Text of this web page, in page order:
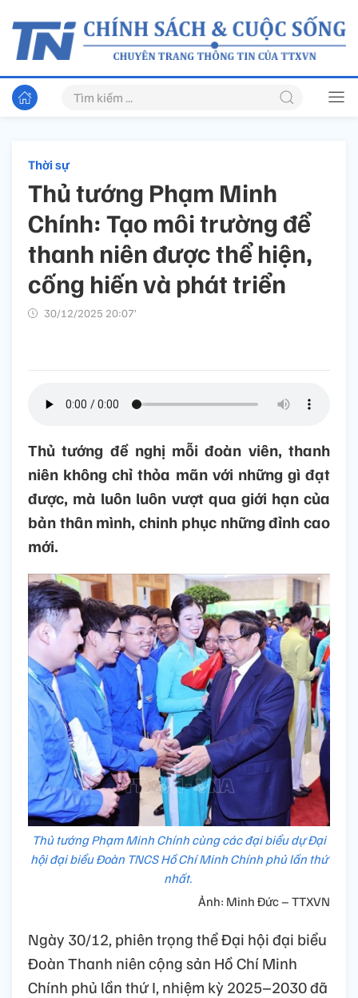
Thời sự
Thủ tướng Phạm Minh
Chính: Tạo môi trường để
thanh niên được thể hiện,
cống hiến và phát triển
30/12/2025 20:07’
Thủ tướng đề nghị mỗi đoàn viên, thanh
niên không chỉ thỏa mãn với những gì đạt
được, mà luôn luôn vượt qua giới hạn của
bản thân mình, chinh phục những đỉnh cao
mới.
Thủ tướng Phạm Minh Chính cùng các đại biểu dự Đại
hội đại biểu Đoàn TNCS Hồ Chí Minh Chính phủ lần thứ
nhất.
Ảnh: Minh Đức – TTXVN
Ngày 30/12, phiên trọng thể Đại hội đại biểu
Đoàn Thanh niên cộng sản Hồ Chí Minh
Chính phủ lần thứ I, nhiệm kỳ 2025–2030 đã